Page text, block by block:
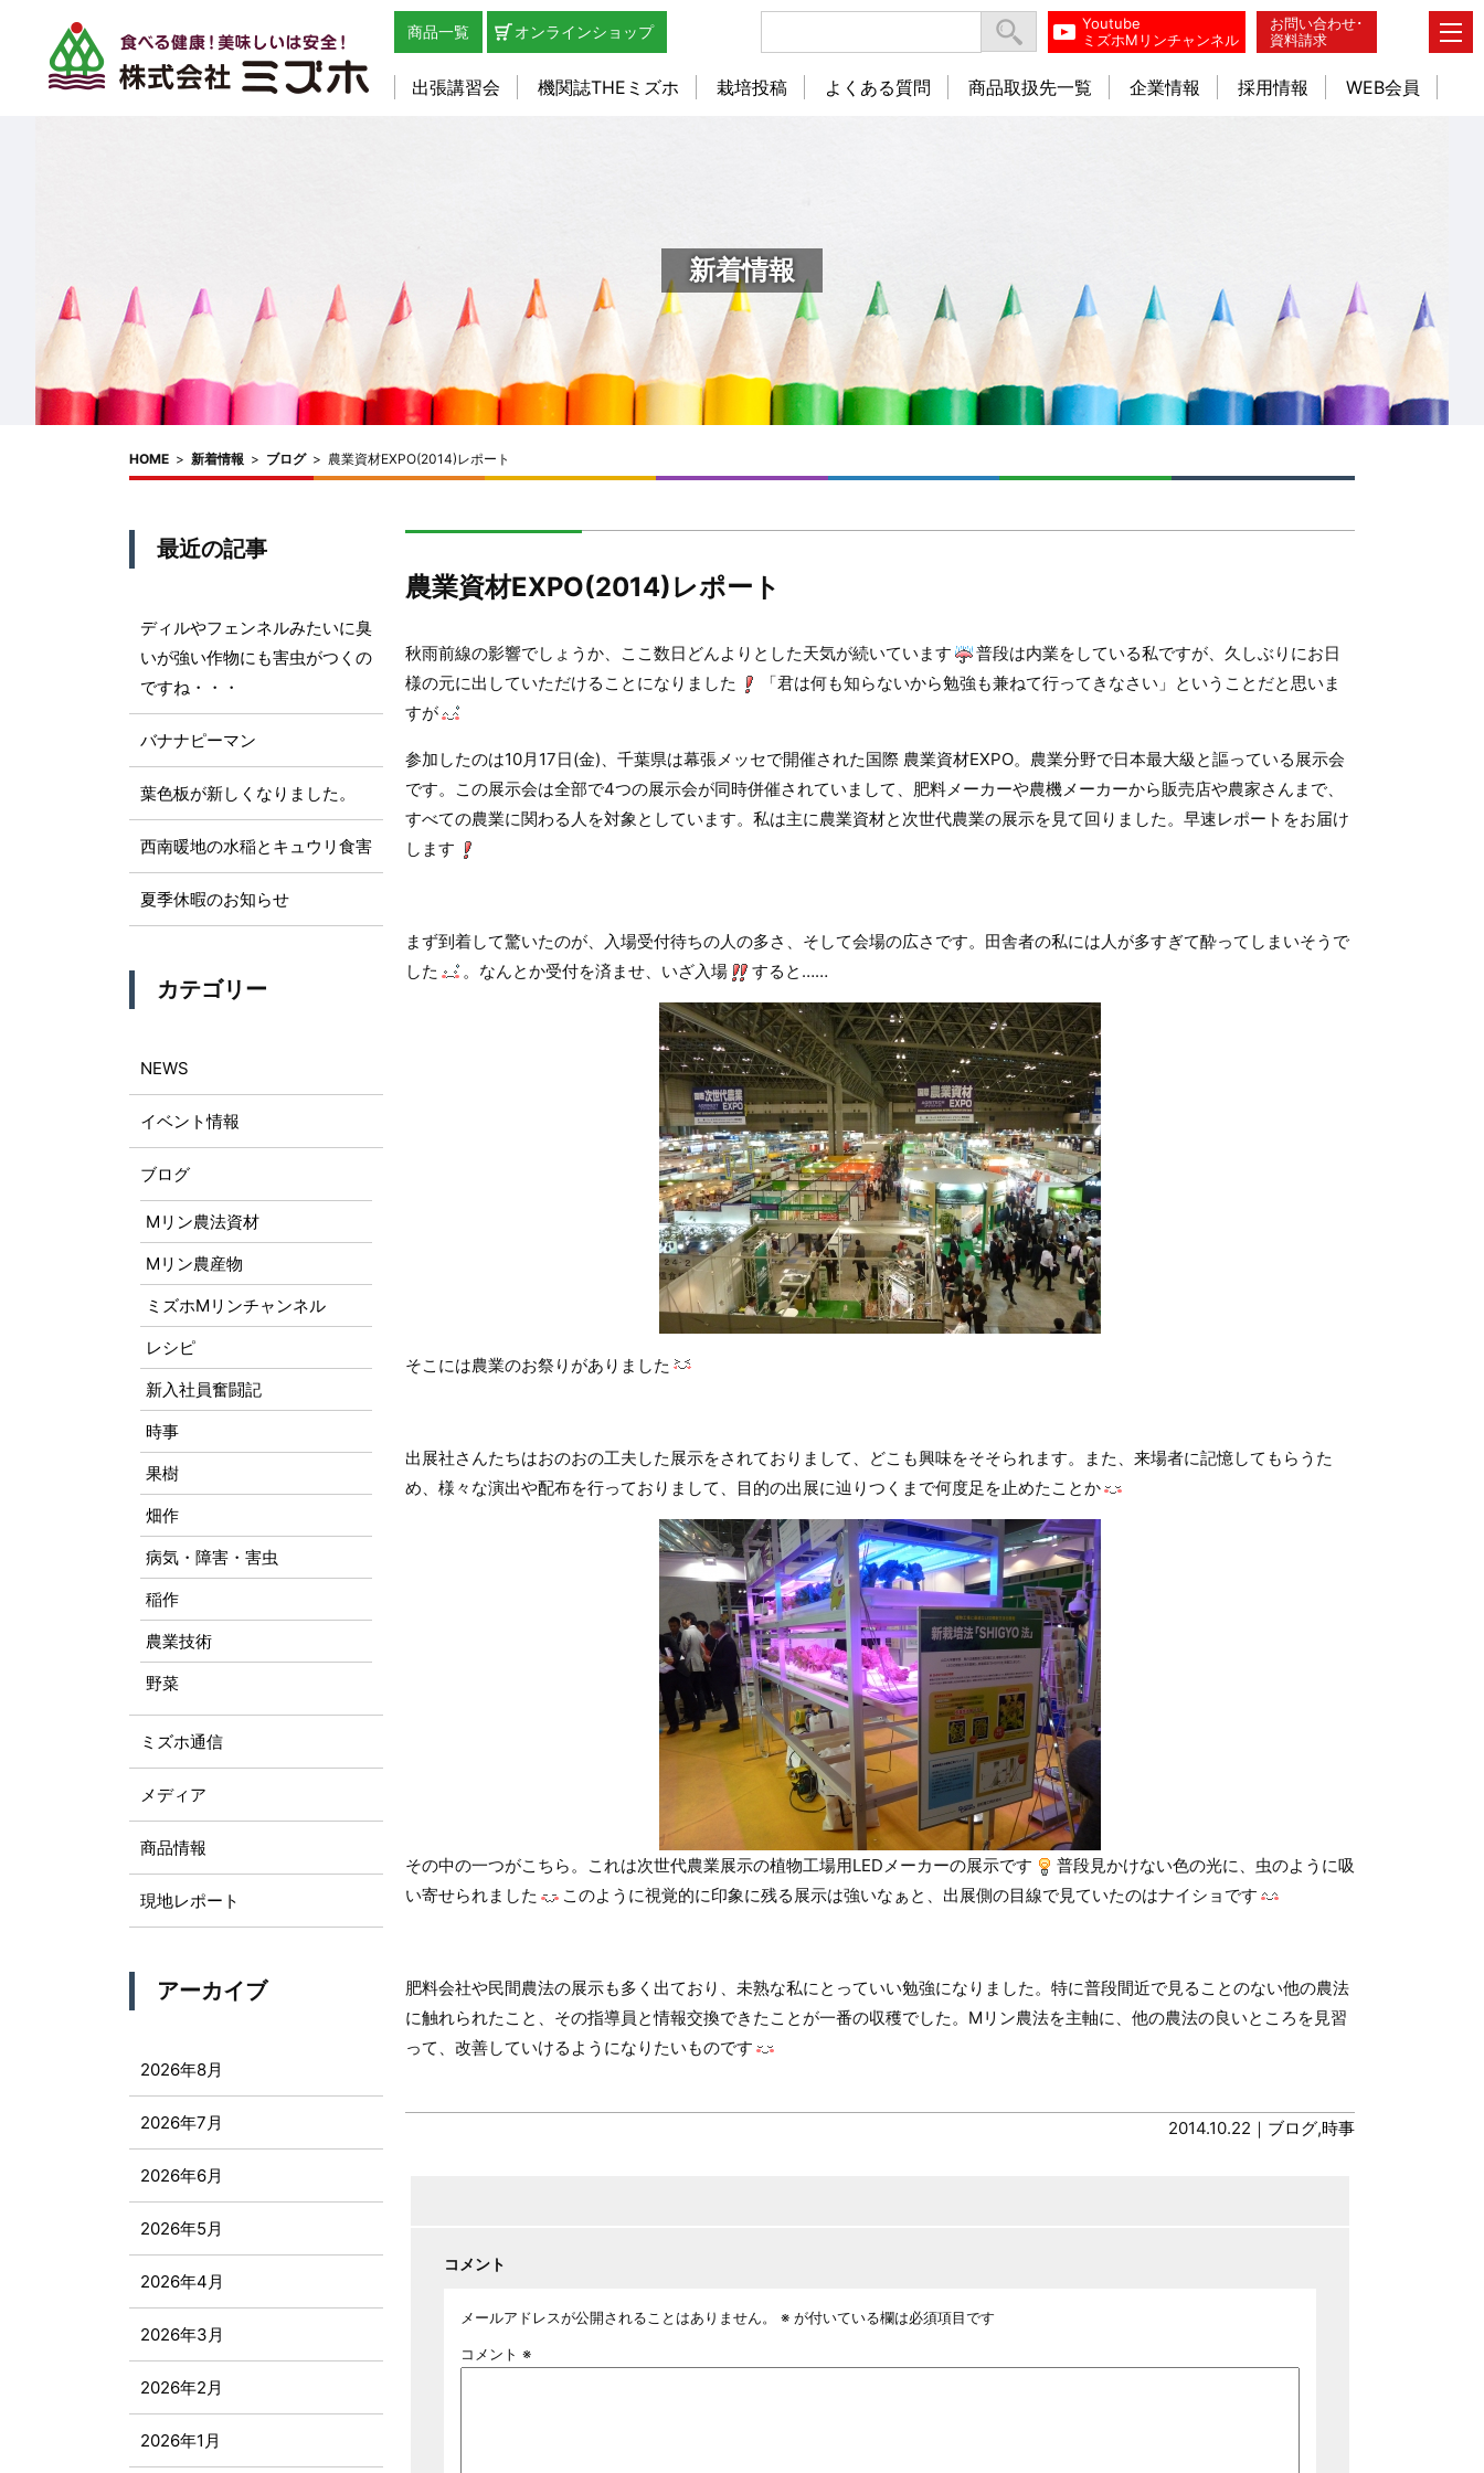
お問い合わせ･
資料請求
Youtube
ミズホMリンチャンネル
商品一覧 オンラインショップ
出張講習会 機関誌THEミズホ 栽培投稿 よくある質問 商品取扱先一覧 企業情報 採用情報 WEB会員
新着情報
HOME > 新着情報 > ブログ> 農業資材EXPO(2014)レポート
農業資材EXPO(2014)レポート
秋雨前線の影響でしょうか、ここ数日どんよりとした天気が続いています
普段は内業をしている私ですが、久しぶりにお日
様の元に出していただけることになりました
「君は何も知らないから勉強も兼ねて行ってきなさい」ということだと思いま
すが
参加したのは10月17日(金)、千葉県は幕張メッセで開催された国際 農業資材EXPO。農業分野で日本最大級と謳っている展示会
です。この展示会は全部で4つの展示会が同時併催されていまして、肥料メーカーや農機メーカーから販売店や農家さんまで、
すべての農業に関わる人を対象としています。私は主に農業資材と次世代農業の展示を見て回りました。早速レポートをお届け
します
まず到着して驚いたのが、入場受付待ちの人の多さ、そして会場の広さです。田舎者の私には人が多すぎて酔ってしまいそうで
した
。なんとか受付を済ませ、いざ入場 すると……
そこには農業のお祭りがありました
出展社さんたちはおのおの工夫した展示をされておりまして、どこも興味をそそられます。また、来場者に記憶してもらうた
め、様々な演出や配布を行っておりまして、目的の出展に辿りつくまで何度足を止めたことか
その中の一つがこちら。これは次世代農業展示の植物工場用LEDメーカーの展示です
普段見かけない色の光に、虫のように吸
い寄せられました
このように視覚的に印象に残る展示は強いなぁと、出展側の目線で見ていたのはナイショです
肥料会社や民間農法の展示も多く出ており、未熟な私にとっていい勉強になりました。特に普段間近で見ることのない他の農法
に触れられたこと、その指導員と情報交換できたことが一番の収穫でした。Mリン農法を主軸に、他の農法の良いところを見習
って、改善していけるようになりたいものです
2014.10.22｜ ブログ,時事
コメント
メールアドレスが公開されることはありません。 ※ が付いている欄は必須項目です
コメント ※
最近の記事
ディルやフェンネルみたいに臭
いが強い作物にも害虫がつくの
ですね・・・
バナナピーマン
葉色板が新しくなりました。
西南暖地の水稲とキュウリ食害
夏季休暇のお知らせ
カテゴリー
NEWS
イベント情報
ブログ
Mリン農法資材
Mリン農産物
ミズホMリンチャンネル
レシピ
新入社員奮闘記
時事
果樹
畑作
病気・障害・害虫
稲作
農業技術
野菜
ミズホ通信
メディア
商品情報
現地レポート
アーカイブ
2026年8月
2026年7月
2026年6月
2026年5月
2026年4月
2026年3月
2026年2月
2026年1月